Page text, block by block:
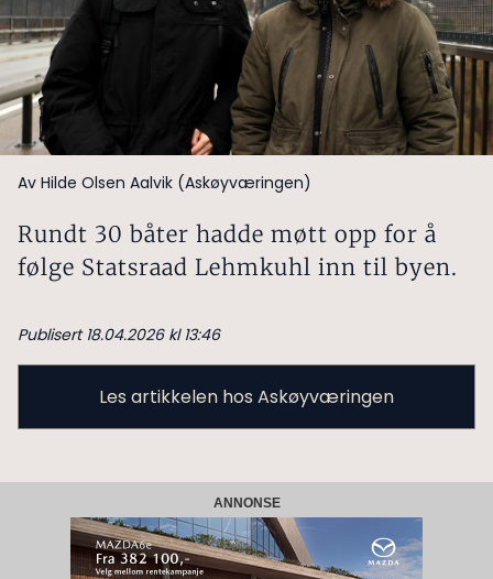
Av Hilde Olsen Aalvik (Askøyværingen)
Rundt 30 båter hadde møtt opp for å
følge Statsraad Lehmkuhl inn til byen.
Publisert 18.04.2026 kl 13:46
Les artikkelen hos Askøyværingen
ANNONSE